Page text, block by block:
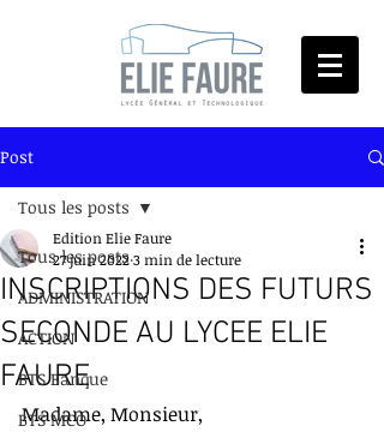
Post
Tous les posts
ADMINISTRATION
ACTION
BTS Banque
BTS MCO
Tous les posts
INSCRIPTIONS DES FUTURS
SECONDE AU LYCEE ELIE
FAURE
Edition Elie Faure
27 juin 20223 min de lecture
Madame, Monsieur,